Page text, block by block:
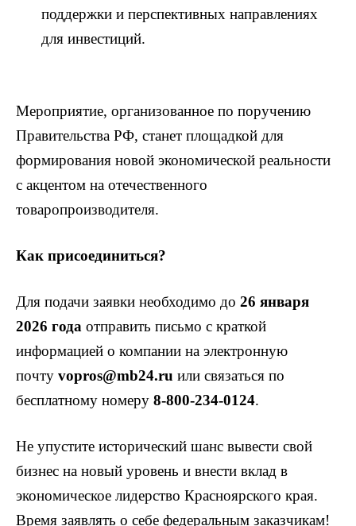
поддержки и перспективных направлениях
для инвестиций.
Мероприятие, организованное по поручению
Правительства РФ, станет площадкой для
формирования новой экономической реальности
с акцентом на отечественного
товаропроизводителя.
Как присоединиться?
Для подачи заявки необходимо до 26 января
2026 года отправить письмо с краткой
информацией о компании на электронную
почту vopros@mb24.ru или связаться по
бесплатному номеру 8-800-234-0124.
Не упустите исторический шанс вывести свой
бизнес на новый уровень и внести вклад в
экономическое лидерство Красноярского края.
Время заявлять о себе федеральным заказчикам!